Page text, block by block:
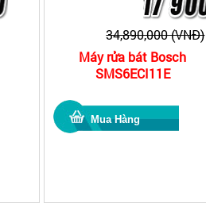
34,890,000 (VNĐ)
Máy rửa bát Bosch
SMS6ECI11E